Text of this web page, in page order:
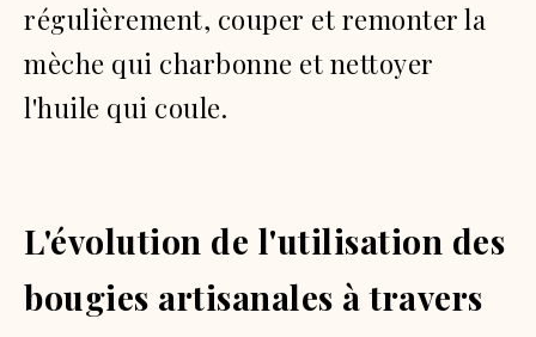
régulièrement, couper et remonter la
mèche qui charbonne et nettoyer
l'huile qui coule.
L'évolution de l'utilisation des
bougies artisanales à travers